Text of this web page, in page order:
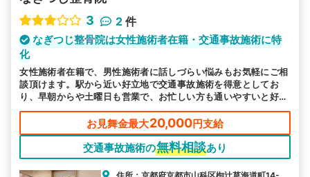
3
2 件
なぎつじ整骨院は女性施術者在籍・交通事故施術に特
化
女性施術者在籍で、男性施術者に話しづらい悩みもお気軽にご相
談頂けます。駅から近い好立地で交通事故施術を得意としてお
り、早朝からや土曜日も営業で、お忙しい方も通いやすいと好評
です。
お見舞金最大20,000円支給
交通事故施術の無料相談あり